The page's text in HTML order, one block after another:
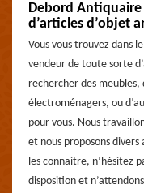
Debord
d’articles d’objet
Vous vous trouvez dans
vendeur de toute sorte
rechercher des
électroménagers, ou
pour vous. Nous
et nous proposons
les connaitre, n’hésitez
disposition et